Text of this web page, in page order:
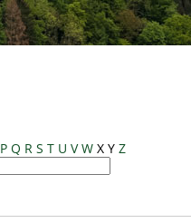
P Q R S T U V W X Y Z